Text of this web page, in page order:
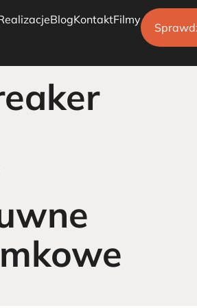
tarasowe
Zimowe
BlogKontaktFilmy